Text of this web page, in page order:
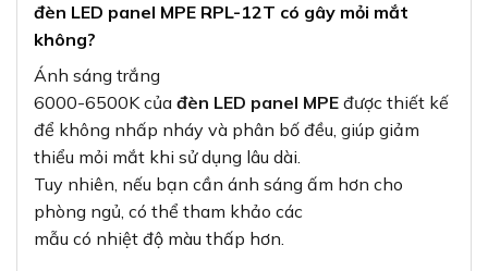
đèn LED panel MPE RPL-12T có gây mỏi mắt
không?
Ánh sáng trắng
6000-6500K của đèn LED panel MPE được thiết kế
để không nhấp nháy và phân bố đều, giúp giảm
thiểu mỏi mắt khi sử dụng lâu dài.
Tuy nhiên, nếu bạn cần ánh sáng ấm hơn cho
phòng ngủ, có thể tham khảo các
mẫu có nhiệt độ màu thấp hơn.